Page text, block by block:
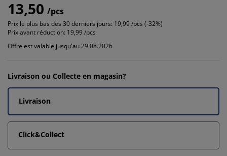
13,50 /pcs
Prix le plus bas des 30 derniers jours: 19,99 /pcs (-32%)
Prix avant réduction: 19,99 /pcs
Offre est valable jusqu'au 29.08.2026
Livraison ou Collecte en magasin?
Livraison
Click&Collect